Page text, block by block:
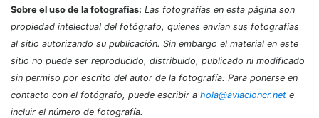
Sobre el uso de la fotografías: Las fotografías en esta página son
propiedad intelectual del fotógrafo, quienes envían sus fotografías
al sitio autorizando su publicación. Sin embargo el material en este
sitio no puede ser reproducido, distribuido, publicado ni modificado
sin permiso por escrito del autor de la fotografía. Para ponerse en
contacto con el fotógrafo, puede escribir a hola@aviacioncr.net e
incluir el número de fotografía.